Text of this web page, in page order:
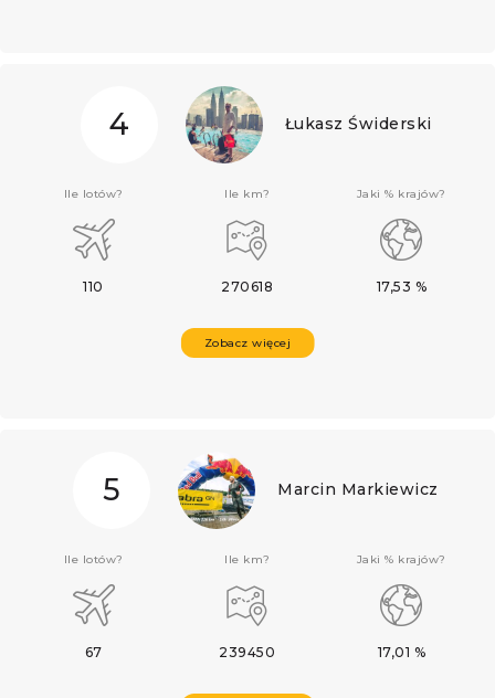
4 Łukasz Świderski
Zobacz więcej
Ile lotów?
110
Ile km?
270618
Jaki % krajów?
17,53 %
5 Marcin Markiewicz
Ile lotów?
67
Ile km?
239450
Jaki % krajów?
17,01 %